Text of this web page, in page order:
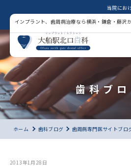
当院にお
インプラント、歯周病治療なら横浜・鎌倉・藤沢
歯科ブ
ホーム 歯科ブログ 歯周病専門医サイトブロ
2013年1月28日